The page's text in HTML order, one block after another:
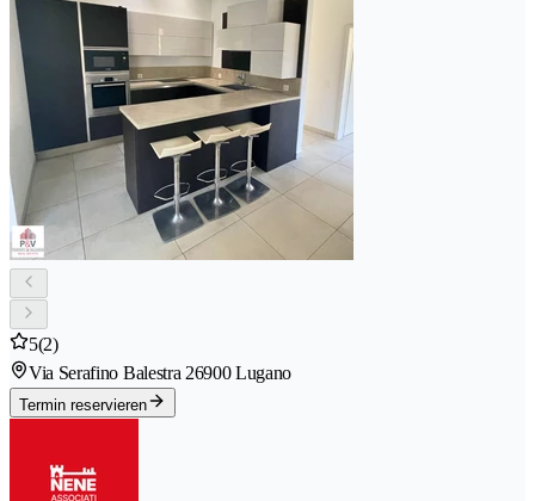
5(2)
Via Serafino Balestra 26900 Lugano
Termin reservieren